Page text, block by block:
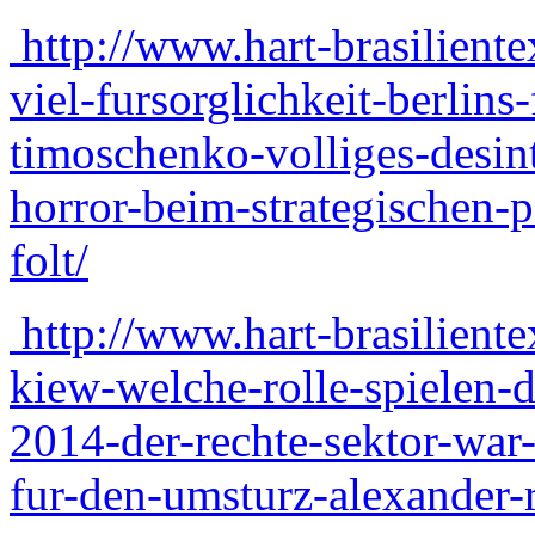
http://www.hart-
viel-fursorglichkeit-
timoschenko-volliges-
horror-beim-strategischen-
folt/
http://www.hart-
kiew-welche-rolle-spielen-
2014-der-rechte-sektor-
fur-den-umsturz-